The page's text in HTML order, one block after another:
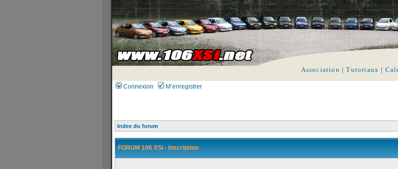
Association |Tutoriaux |
Connexion M’enregistrer
Index du forum
FORUM 106 XSi - Inscription